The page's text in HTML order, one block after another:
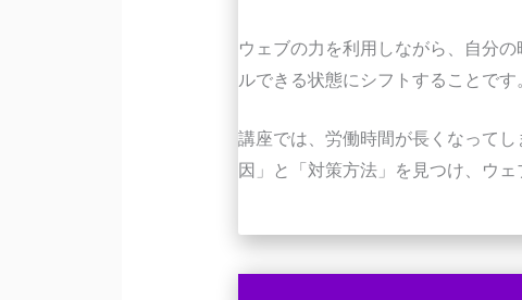
ウェブの力を利用しながら、自分
ルできる状態にシフトすることです
講座では、労働時間が長くなって
因」と「対策方法」を見つけ、ウ